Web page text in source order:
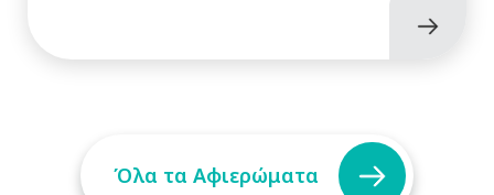
Όλα τα Αφιερώματα